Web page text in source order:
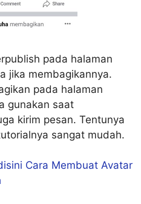
pada halaman
jika membagikannya.
pada halaman
gunakan saat
kirim pesan. Tentunya
sangat mudah.
Cara Membuat Avatar